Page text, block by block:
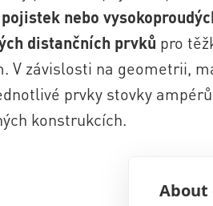
About
nebo
distančních prvků pro
V závislosti na geometrii,
prvky stovky
konstrukcích.